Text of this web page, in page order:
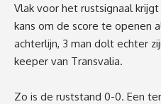
Vlak voor het rustsignaal
kans om de score te openen
achterlijn, 3 man dolt echter
keeper van Transvalia.
Zo is de ruststand 0-0. Een